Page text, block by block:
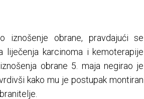
iznošenje obrane, pravdajući se
liječenja karcinoma i kemoterapije
obrane 5. maja negirao je
kako mu je postupak montiran